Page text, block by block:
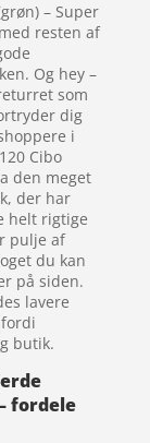
– Super
resten af
Og hey –
som
dig
i
Cibo
den meget
der har
helt rigtige
pulje af
du kan
på siden.
lavere
butik.
fordele